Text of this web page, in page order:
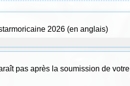
2026 (en anglais)
pas après la soumission de